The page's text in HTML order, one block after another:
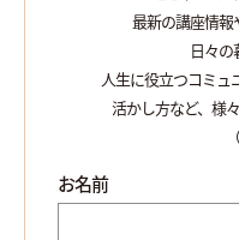
最新の講座情報
日々の
人生に役立つコミュ
活かし方など、様
お名前